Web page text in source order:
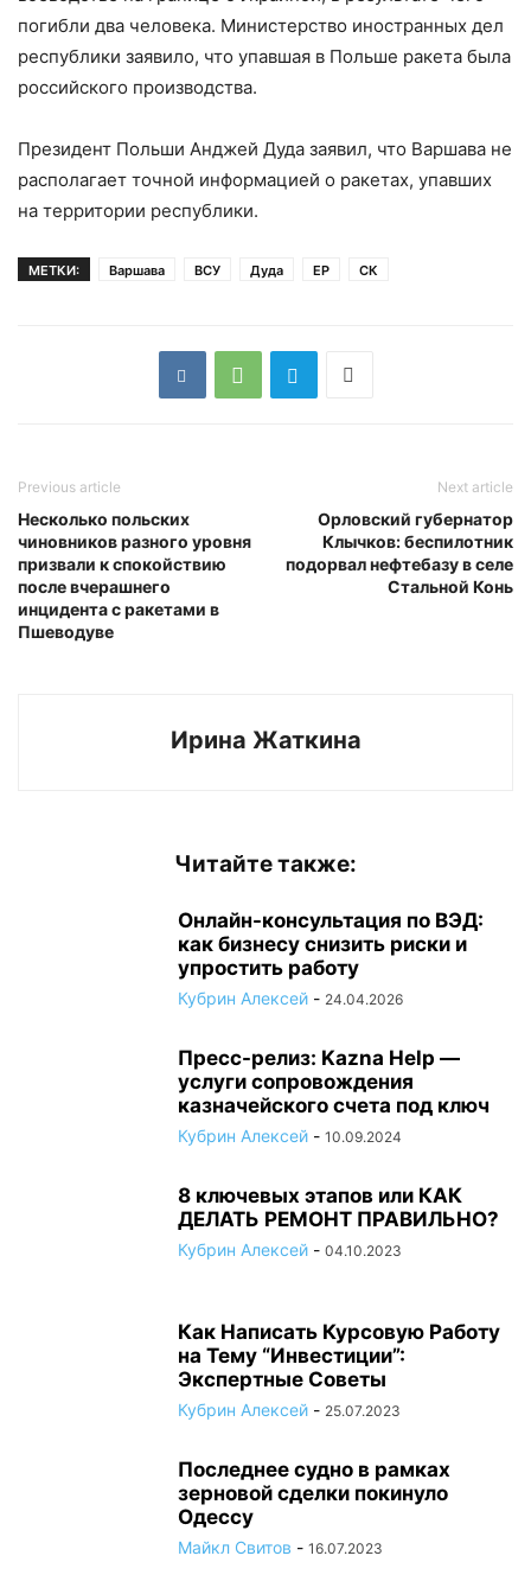
погибли два человека. Министерство иностранных дел
республики заявило, что упавшая в Польше ракета была
российского производства.
Президент Польши Анджей Дуда заявил, что Варшава не
располагает точной информацией о ракетах, упавших
на территории республики.
МЕТКИ: Варшава ВСУ Дуда ЕР СК
Previous article
Несколько польских
чиновников разного уровня
призвали к спокойствию
после вчерашнего
инцидента с ракетами в
Пшеводуве
Next article
Орловский губернатор
Клычков: беспилотник
подорвал нефтебазу в селе
Стальной Конь
Ирина Жаткина
Читайте также:
Онлайн-консультация по ВЭД:
как бизнесу снизить риски и
упростить работу
Кубрин Алексей - 24.04.2026
Пресс-релиз: Kazna Help —
услуги сопровождения
казначейского счета под ключ
Кубрин Алексей - 10.09.2024
8 ключевых этапов или КАК
ДЕЛАТЬ РЕМОНТ ПРАВИЛЬНО?
Кубрин Алексей - 04.10.2023
Как Написать Курсовую Работу
на Тему “Инвестиции”:
Экспертные Советы
Кубрин Алексей - 25.07.2023
Последнее судно в рамках
зерновой сделки покинуло
Одессу
Майкл Свитов - 16.07.2023